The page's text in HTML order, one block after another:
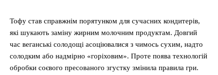
Тофу став справжнім порятунком для сучасних кондитерів,
які шукають заміну жирним молочним продуктам. Довгий
час веганські солодощі асоціювалися з чимось сухим, надто
солодким або надмірно «горіховим». Проте поява технологій
обробки соєвого пресованого згустку змінила правила гри.